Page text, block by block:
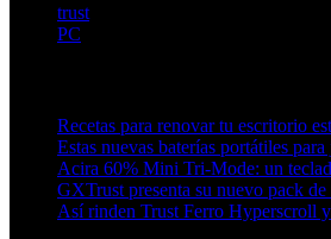
trust
PC
Recetas para renovar tu escritorio
Estas nuevas baterías portátiles
Acira 60% Mini Tri-Mode: un
GXTrust presenta su nuevo pack
Así rinden Trust Ferro Hyperscroll